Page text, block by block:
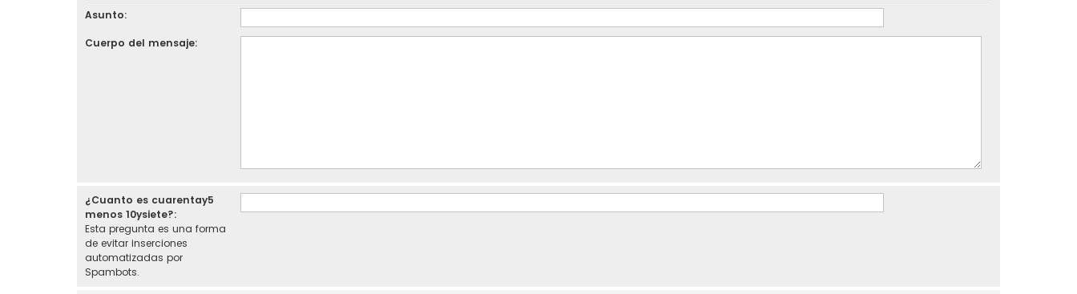
Asunto:
Cuerpo del mensaje:
¿Cuanto es cuarentay5
menos 10ysiete?:
Esta pregunta es una forma
de evitar inserciones
automatizadas por
Spambots.